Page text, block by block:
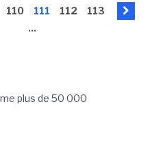
110 111 112
113
...
plus de 50 000